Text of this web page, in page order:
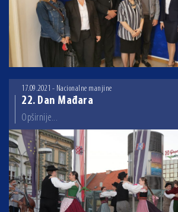
17.09.2021 - Nacionalne manjine
22. Dan Mađara
Opširnije...